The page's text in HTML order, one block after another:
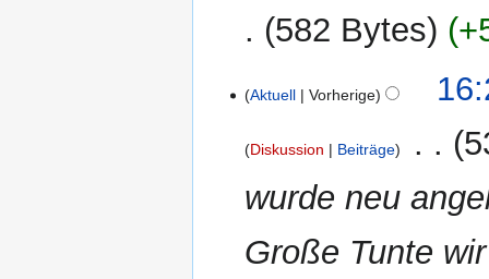
u
g
z
s
a
582 Bytes
Aktuell Vorherige
Diskussion Beiträge
wurde neu
Große Tunte